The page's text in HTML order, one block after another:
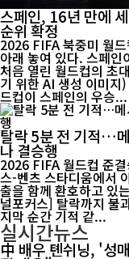
스페인, 16년 만에
순위 확정
2026 FIFA 북중미 월
아래 놓여 있다. 스페
처음 열린 월드컵의 초
기 위한 AI 생성 이미지) [인터내셔널포커스] 2026 FIFA 북중미 월
드컵이 스페인의 우승...
탈락 5분 전 기적…
나 결승행
2026 FIFA 월드컵 준
스-벤츠 스타디움에서
출을 함께 환호하고 있는
널포커스] 탈락까지 불
지막 순간 기적 같...
실시간뉴스
中 배우 톈쉬닝, '성